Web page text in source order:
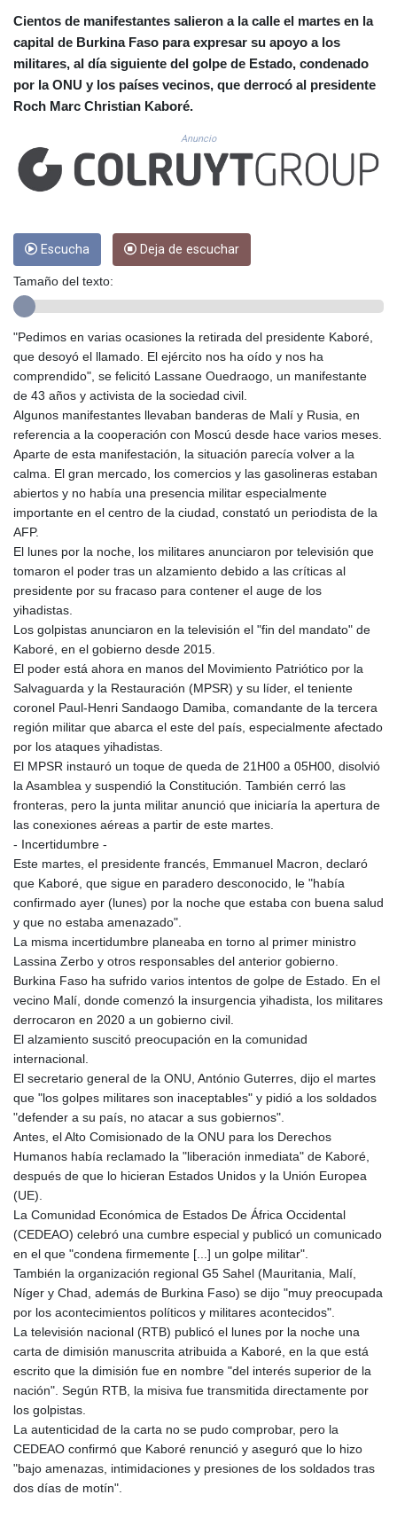
DKK 7.477932
DOP 67.289164
DZD 152.967099
EGP 57.380687
ERN 17.342035
FJD 2.553384
FKP 0.857252
GBP 0.858527
GHS 13.526832
GIP 0.857252
GNF 10123.874202
GYD 241.157003
HKD 9.067746
HNL 30.895616
HRK 7.536622
HTG 150.718127
HUF 363.096405
IDR 20580.370421
ILS 3.468234
IMP 0.857252
INR 110.076256
IRR
1590322.371805
ISK 142.598215
JMD 183.057725
JOD 0.819746
JPY 182.445186
KES 149.158147
KGS 101.104505
KHR 4681.941823
KRW 1627.677557
KWD 0.356853
KYD 0.960588
KZT 540.233287
LBP
103223.017367
LKR 386.635196
LSL 18.726567
LTL 3.413768
LVL 0.699335
LYD 7.331909
MAD 10.743067
MDL 20.044751
MKD 61.524236
MMK 2427.363841
MNT 4157.293457
MOP 9.314584
MRU 46.338424
MUR 54.419742
MWK 1998.775164
MXN 19.812061
MYR 4.728715
MZN 73.882892
NAD 18.726567
NGN 1577.963717
NIO 42.419473
NOK 10.99759
NPR 175.501819
NZD 1.966719
PAB 1.152686
PEN 3.903651
PGK 5.093937
Cientos de manifestantes salieron a la calle el martes en la
capital de Burkina Faso para expresar su apoyo a los
militares, al día siguiente del golpe de Estado, condenado
por la ONU y los países vecinos, que derrocó al presidente
Roch Marc Christian Kaboré.
Anuncio
Escucha Deja de escuchar
Tamaño del texto:
"Pedimos en varias ocasiones la retirada del presidente Kaboré,
que desoyó el llamado. El ejército nos ha oído y nos ha
comprendido", se felicitó Lassane Ouedraogo, un manifestante
de 43 años y activista de la sociedad civil.
Algunos manifestantes llevaban banderas de Malí y Rusia, en
referencia a la cooperación con Moscú desde hace varios meses.
Aparte de esta manifestación, la situación parecía volver a la
calma. El gran mercado, los comercios y las gasolineras estaban
abiertos y no había una presencia militar especialmente
importante en el centro de la ciudad, constató un periodista de la
AFP.
El lunes por la noche, los militares anunciaron por televisión que
tomaron el poder tras un alzamiento debido a las críticas al
presidente por su fracaso para contener el auge de los
yihadistas.
Los golpistas anunciaron en la televisión el "fin del mandato" de
Kaboré, en el gobierno desde 2015.
El poder está ahora en manos del Movimiento Patriótico por la
Salvaguarda y la Restauración (MPSR) y su líder, el teniente
coronel Paul-Henri Sandaogo Damiba, comandante de la tercera
región militar que abarca el este del país, especialmente afectado
por los ataques yihadistas.
El MPSR instauró un toque de queda de 21H00 a 05H00, disolvió
la Asamblea y suspendió la Constitución. También cerró las
fronteras, pero la junta militar anunció que iniciaría la apertura de
las conexiones aéreas a partir de este martes.
- Incertidumbre -
Este martes, el presidente francés, Emmanuel Macron, declaró
que Kaboré, que sigue en paradero desconocido, le "había
confirmado ayer (lunes) por la noche que estaba con buena salud
y que no estaba amenazado".
La misma incertidumbre planeaba en torno al primer ministro
Lassina Zerbo y otros responsables del anterior gobierno.
Burkina Faso ha sufrido varios intentos de golpe de Estado. En el
vecino Malí, donde comenzó la insurgencia yihadista, los militares
derrocaron en 2020 a un gobierno civil.
El alzamiento suscitó preocupación en la comunidad
internacional.
El secretario general de la ONU, António Guterres, dijo el martes
que "los golpes militares son inaceptables" y pidió a los soldados
"defender a su país, no atacar a sus gobiernos".
Antes, el Alto Comisionado de la ONU para los Derechos
Humanos había reclamado la "liberación inmediata" de Kaboré,
después de que lo hicieran Estados Unidos y la Unión Europea
(UE).
La Comunidad Económica de Estados De África Occidental
(CEDEAO) celebró una cumbre especial y publicó un comunicado
en el que "condena firmemente [...] un golpe militar".
También la organización regional G5 Sahel (Mauritania, Malí,
Níger y Chad, además de Burkina Faso) se dijo "muy preocupada
por los acontecimientos políticos y militares acontecidos".
La televisión nacional (RTB) publicó el lunes por la noche una
carta de dimisión manuscrita atribuida a Kaboré, en la que está
escrito que la dimisión fue en nombre "del interés superior de la
nación". Según RTB, la misiva fue transmitida directamente por
los golpistas.
La autenticidad de la carta no se pudo comprobar, pero la
CEDEAO confirmó que Kaboré renunció y aseguró que lo hizo
"bajo amenazas, intimidaciones y presiones de los soldados tras
dos días de motín".